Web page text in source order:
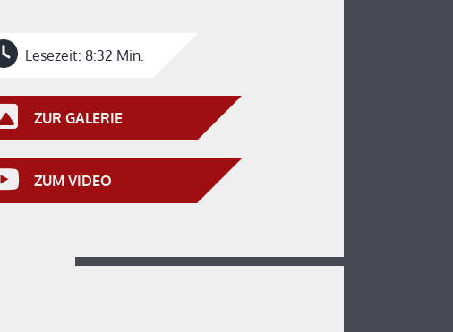
Lesezeit: 8:32 Min.
ZUR GALERIE
ZUM VIDEO